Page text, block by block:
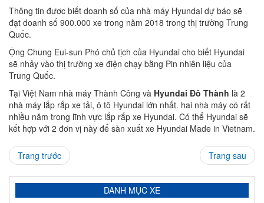
DANH MỤC XE
Thông tin đươc biết doanh số của nhà máy Hyundai dự báo sẽ
đạt doanh số 900.000 xe trong năm 2018 trong thị trường Trung
Quốc.
Ộng Chung Eui-sun Phó chủ tịch của Hyundai cho biết Hyundai
sẽ nhảy vào thị trường xe điện chạy bằng Pin nhiên liệu của
Trung Quốc.
Tại Việt Nam nhà máy Thành Công và Hyundai Đô Thành là 2
nhà máy lắp rắp xe tải, ô tô Hyundai lớn nhất. hai nhà máy có rất
nhiều năm trong lĩnh vực lắp rắp xe Hyundai. Có thể Hyundai sẽ
kết hợp với 2 đơn vị này để sàn xuất xe Hyundai Made in Vietnam.
Trang trước Trang sau